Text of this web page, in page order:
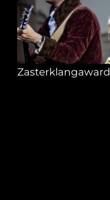
Zasterklangaward